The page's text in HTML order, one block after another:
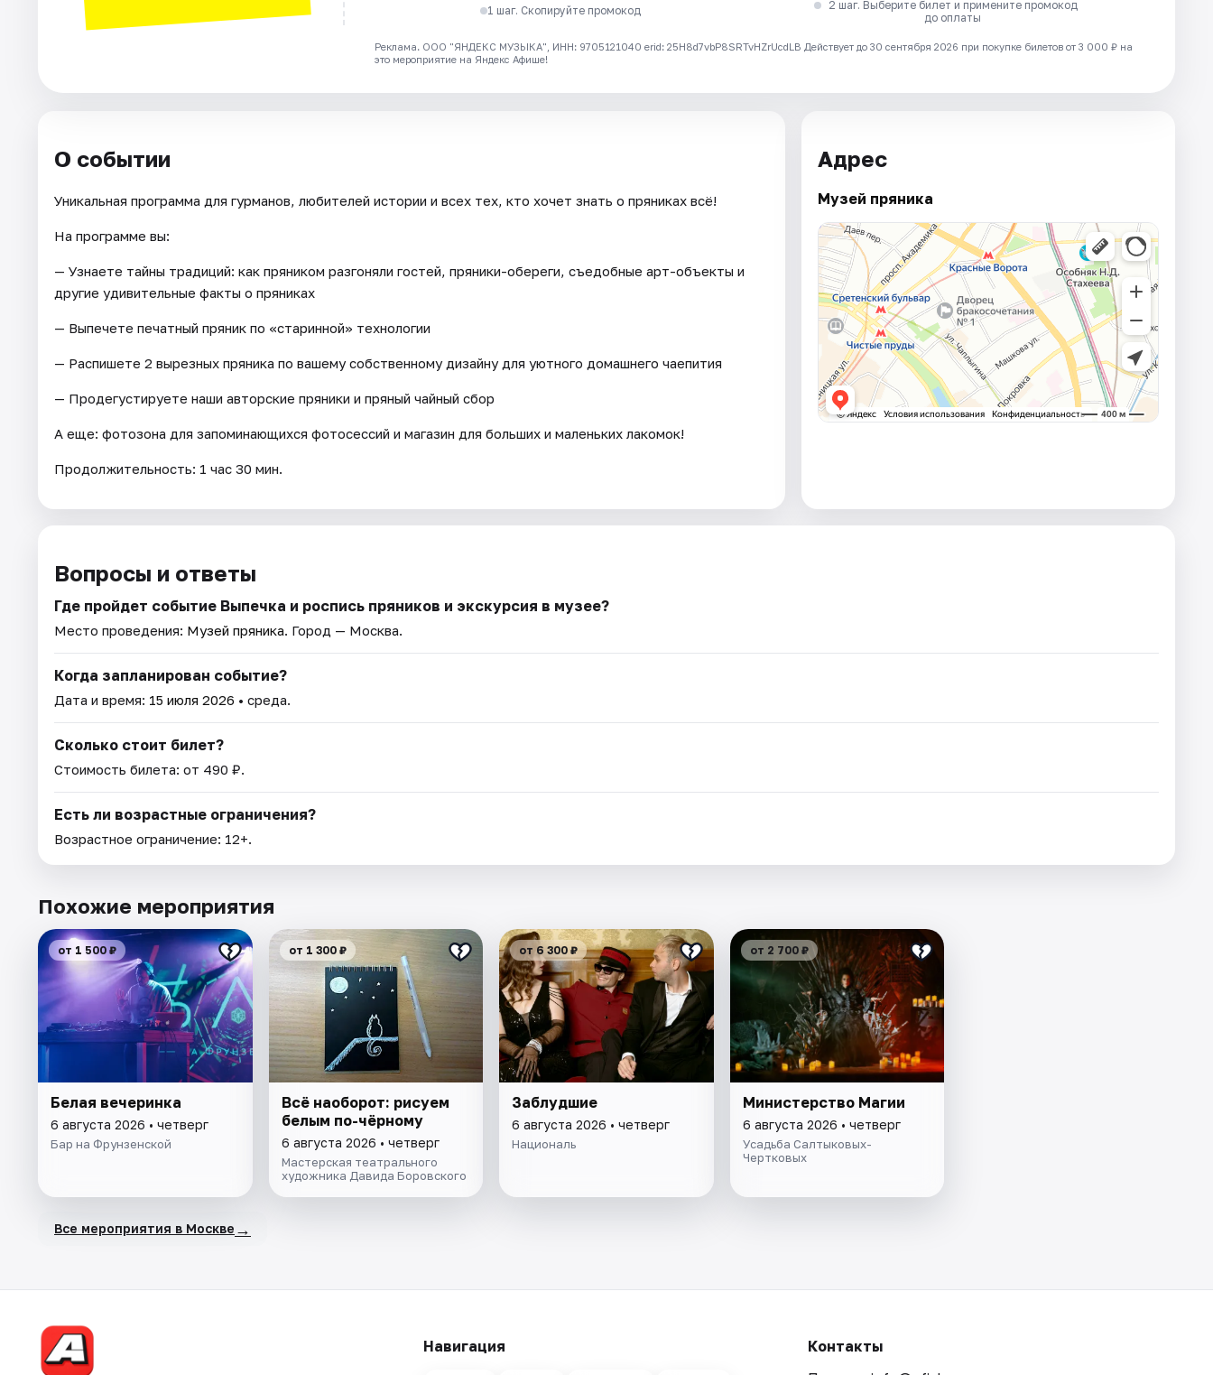
1 шаг. Скопируйте промокод
2 шаг. Выберите билет и примените промокод
до оплаты
Реклама. ООО "ЯНДЕКС МУЗЫКА", ИНН: 9705121040 erid: 25H8d7vbP8SRTvHZrUcdLB Действует до 30 сентября 2026 при покупке билетов от 3 000 ₽ на
это мероприятие на Яндекс Афише!
О событии
Уникальная программа для гурманов, любителей истории и всех тех, кто хочет знать о пряниках всё!
На программе вы:
— Узнаете тайны традиций: как пряником разгоняли гостей, пряники-обереги, съедобные арт-объекты и
другие удивительные факты о пряниках
— Выпечете печатный пряник по «старинной» технологии
— Распишете 2 вырезных пряника по вашему собственному дизайну для уютного домашнего чаепития
— Продегустируете наши авторские пряники и пряный чайный сбор
А еще: фотозона для запоминающихся фотосессий и магазин для больших и маленьких лакомок!
Продолжительность: 1 час 30 мин.
Адрес
Музей пряника
Вопросы и ответы
Где пройдет событие Выпечка и роспись пряников и экскурсия в музее?
Место проведения: Музей пряника. Город — Москва.
Когда запланирован событие?
Дата и время: 15 июля 2026 • среда.
Сколько стоит билет?
Стоимость билета: от 490 ₽.
Есть ли возрастные ограничения?
Возрастное ограничение: 12+.
Похожие мероприятия
от 1 500 ₽
Белая вечеринка
6 августа 2026 • четверг
Бар на Фрунзенской
от 1 300 ₽
Всё наоборот: рисуем
белым по-чёрному
6 августа 2026 • четверг
Мастерская театрального
художника Давида Боровского
от 6 300 ₽
Заблудшие
6 августа 2026 • четверг
Националь
от 2 700 ₽
Министерство Магии
6 августа 2026 • четверг
Усадьба Салтыковых-
Чертковых
Все мероприятия в Москве →
Навигация
Контакты